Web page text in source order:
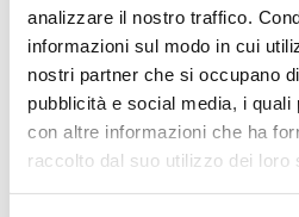
analizzare il nostro traffico.
informazioni sul modo in cui
nostri partner che si occupano
pubblicità e social media, i quali
con altre informazioni che ha
raccolto dal suo utilizzo dei loro